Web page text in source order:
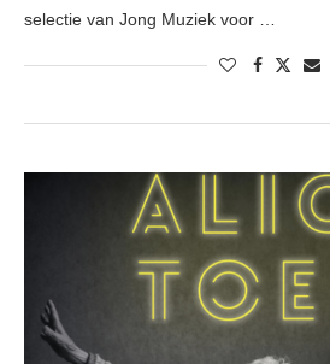
selectie van Jong Muziek voor …